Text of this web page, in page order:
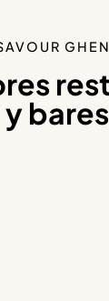
y bares